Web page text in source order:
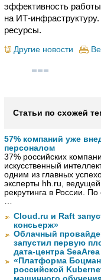
эффективность
на ИТ-
ресурсы.
Другие новости
Статьи по схожей
57% компаний уже
персоналом
37% российских
искусственный
одним из главных
эксперты hh.ru,
рекрутинга в России.
…
Cloud.ru и Raft
консьерж»
Облачный
запустил первую
дата-центра
«Платформа
российской